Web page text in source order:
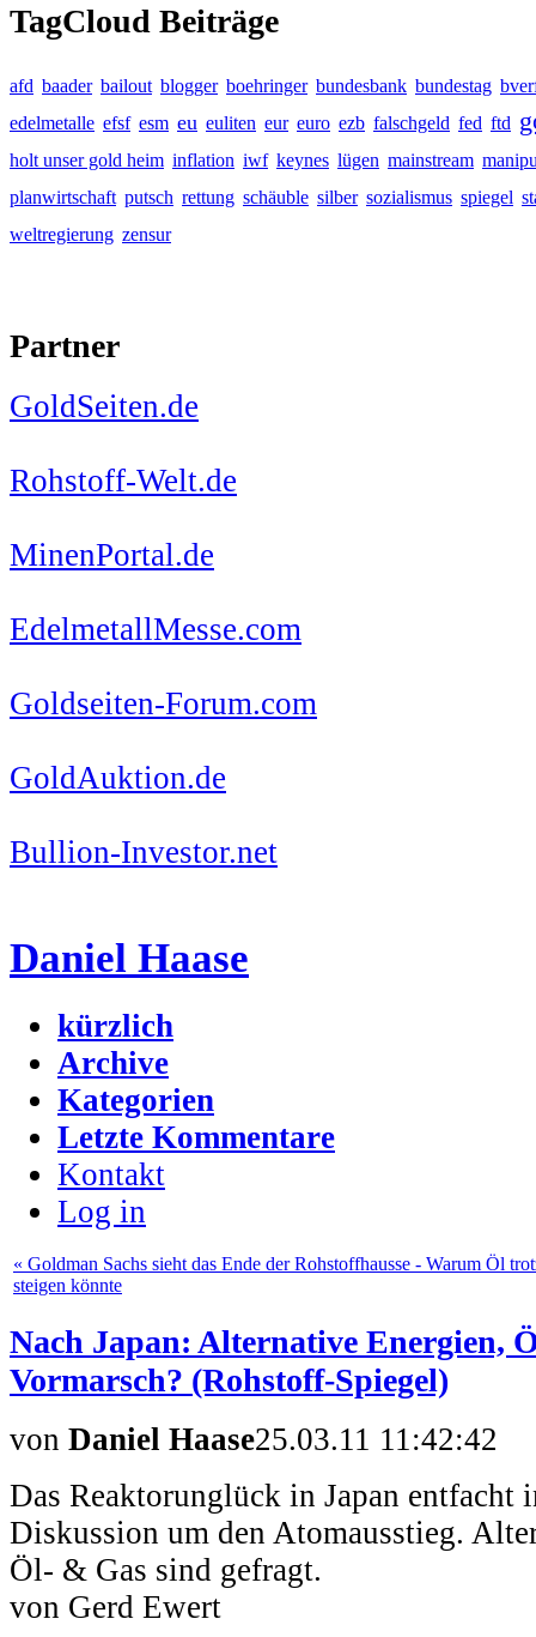
TagCloud Beiträge
afd baader bailout blogger boehringer bundesbank bundestag
edelmetalle efsf esm eu euliten eur euro ezb falschgeld fed ftd
holt unser gold heim inflation iwf keynes lügen mainstream
planwirtschaft putsch rettung schäuble silber sozialismus spiegel
weltregierung zensur
Partner
GoldSeiten.de
Rohstoff-Welt.de
MinenPortal.de
EdelmetallMesse.com
Goldseiten-Forum.com
GoldAuktion.de
Bullion-Investor.net
Daniel Haase
kürzlich
Archive
Kategorien
Letzte Kommentare
Kontakt
Log in
« Goldman Sachs sieht das Ende der Rohstoffhausse - Warum Öl
steigen könnte
Nach Japan: Alternative Energien,
Vormarsch? (Rohstoff-Spiegel)
von Daniel Haase25.03.11 11:42:42
Das Reaktorunglück in Japan entfacht
Diskussion um den Atomausstieg.
Öl- & Gas sind gefragt.
von Gerd Ewert